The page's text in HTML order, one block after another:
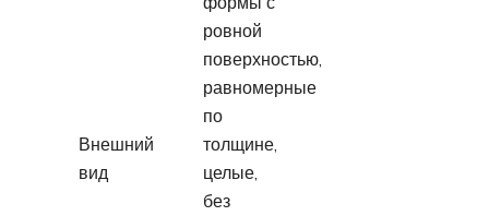
Внешний
вид
ровной
поверхностью,
равномерные
по
толщине,
целые,
без